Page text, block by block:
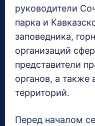
руководители
парка и
заповедника,
организаций
представители
органов, а
территорий.
Перед началом